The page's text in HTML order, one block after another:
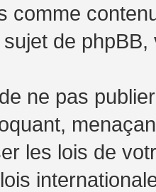
comme
de
ne pas
les lois de